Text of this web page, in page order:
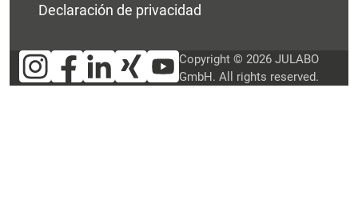
Declaración de privacidad
Copyright © 2026 JULABO
GmbH. All rights reserved.